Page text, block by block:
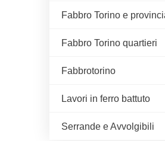
Fabbro Torino e
Fabbro Torino quartieri
Fabbrotorino
Lavori in ferro battuto
Serrande e Avvolgibili